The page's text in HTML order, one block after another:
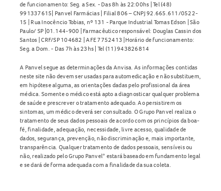
de funcionamento: Seg. a Sex. - Das 8h às 22:00hs | Tel (48)
991337615| Panvel Farmácias | Filial 806 – CNPJ 92.665.611/0522-
15 | Rua Inocêncio Tobias, nº 131 - Parque Industrial Tomas Edson | São
Paulo/ SP |01.144-900 | Farmacêutico responsável: Douglas Cassin dos
Santos | CRF/SP 104682 | AFE 7752413 |Horário de funcionamento:
Seg. a Dom. - Das 7h às 23hs | Tel (11) 943826814
A Panvel segue as determinações da Anvisa. As informações contidas
neste site não devem ser usadas para automedicação e não substituem,
em hipótese alguma, as orientações dadas pelo profissional da área
médica. Somente o médico está apto a diagnosticar qualquer problema
de saúde e prescrever o tratamento adequado. Ao persistirem os
sintomas, um médico deverá ser consultado. O Grupo Panvel realiza o
tratamento de seus dados pessoais de acordo com os princípios da boa-
fé, finalidade, adequação, necessidade, livre acesso, qualidade de
dados, segurança, prevenção, não discriminação e, mais importante,
transparência. Qualquer tratamento de dados pessoais, sensíveis ou
não, realizado pelo Grupo Panvel* estará baseado em fundamento legal
e se dará de forma adequada com a finalidade da sua coleta.